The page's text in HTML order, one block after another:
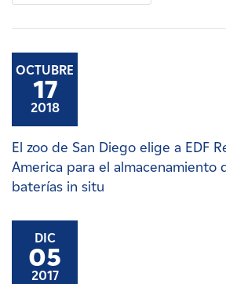
OCTUBRE
17
2018
El zoo de San Diego elige a EDF
America para el almacenamiento
baterías in situ
DIC
05
2017